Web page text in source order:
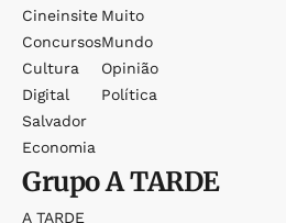
Cineinsite
Concursos
Cultura
Digital
Salvador
Economia
Muito
Mundo
Opinião
Política
GrupoA TARDE
A TARDE